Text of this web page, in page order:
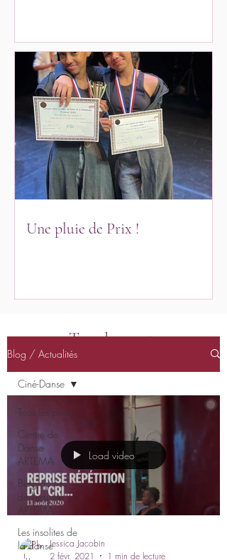
Une pluie de Prix !
Tous les posts
Blog / Actualités
Tous les posts
Centre de
Danse
ARTEMA
Biographies
de l'équipe
ARTEMA
Les insolites de
la danse
Ciné-Danse
Load video
Jessica Jacobin
2 févr. 2021
1 min de lecture